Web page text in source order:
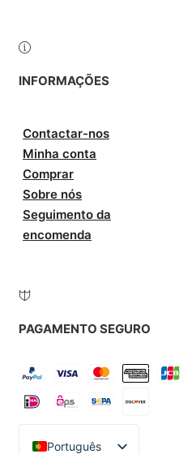
INFORMAÇÕES
Contactar-nos
Minha conta
Comprar
Sobre nós
Seguimento da
encomenda
PAGAMENTO SEGURO
Português